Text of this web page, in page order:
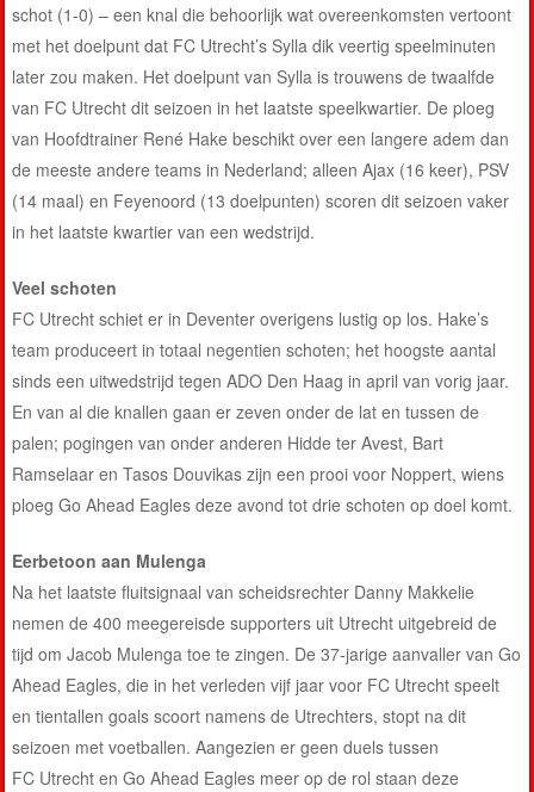
schot (1-0) – een knal die behoorlijk wat overeenkomsten vertoont
met het doelpunt dat FC Utrecht’s Sylla dik veertig speelminuten
later zou maken. Het doelpunt van Sylla is trouwens de twaalfde
van FC Utrecht dit seizoen in het laatste speelkwartier. De ploeg
van Hoofdtrainer René Hake beschikt over een langere adem dan
de meeste andere teams in Nederland; alleen Ajax (16 keer), PSV
(14 maal) en Feyenoord (13 doelpunten) scoren dit seizoen vaker
in het laatste kwartier van een wedstrijd.
Veel schoten
FC Utrecht schiet er in Deventer overigens lustig op los. Hake’s
team produceert in totaal negentien schoten; het hoogste aantal
sinds een uitwedstrijd tegen ADO Den Haag in april van vorig jaar.
En van al die knallen gaan er zeven onder de lat en tussen de
palen; pogingen van onder anderen Hidde ter Avest, Bart
Ramselaar en Tasos Douvikas zijn een prooi voor Noppert, wiens
ploeg Go Ahead Eagles deze avond tot drie schoten op doel komt.
Eerbetoon aan Mulenga
Na het laatste fluitsignaal van scheidsrechter Danny Makkelie
nemen de 400 meegereisde supporters uit Utrecht uitgebreid de
tijd om Jacob Mulenga toe te zingen. De 37-jarige aanvaller van Go
Ahead Eagles, die in het verleden vijf jaar voor FC Utrecht speelt
en tientallen goals scoort namens de Utrechters, stopt na dit
seizoen met voetballen. Aangezien er geen duels tussen
FC Utrecht en Go Ahead Eagles meer op de rol staan deze